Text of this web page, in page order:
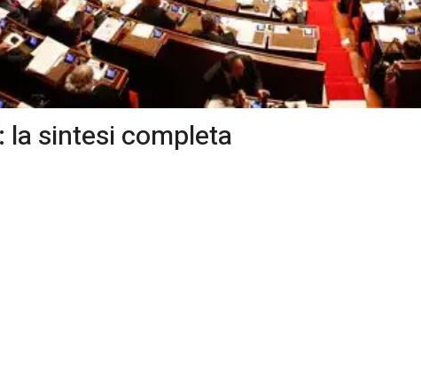
la sintesi completa